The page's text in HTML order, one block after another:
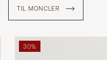
av Moncler og tilbyr et
ikoniske plagg.
TIL MONCLER
30%